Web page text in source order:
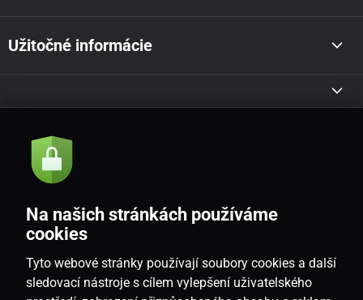
Užitočné informácie
Akcie a novinky e-mailom
Souhlasím sezásadami zpracování osobních údajů
Na našich stránkách používáme
cookies
Tyto webové stránky používají soubory cookies a další
sledovací nástroje s cílem vylepšení uživatelského